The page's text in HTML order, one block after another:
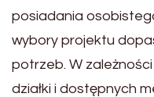
posiadania
wybory projektu
potrzeb. W
działki i dostępnych